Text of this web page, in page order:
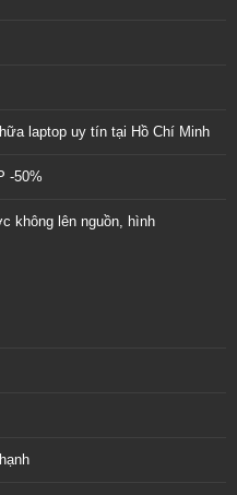
laptop uy tín tại Hồ Chí Minh
-50%
không lên nguồn, hình